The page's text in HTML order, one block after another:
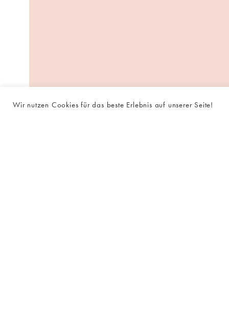
Wir nutzen Cookies für das beste Erlebnis auf unserer Seite!